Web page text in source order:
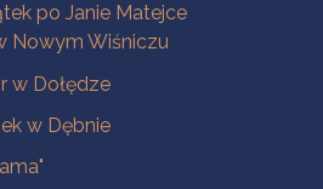
po Janie Matejce
Nowym Wiśniczu
w Dołędze
w Dębnie